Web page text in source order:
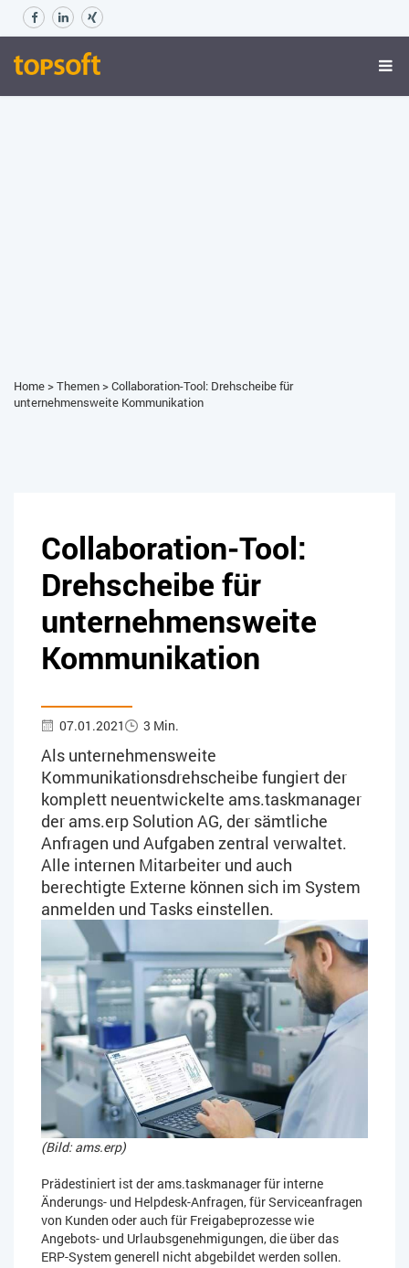
Home>Themen>Collaboration-Tool: Drehscheibe für
unternehmensweite Kommunikation
Collaboration-Tool:
Drehscheibe für
unternehmensweite
Kommunikation
07.01.2021 3 Min.
Als unternehmensweite
Kommunikationsdrehscheibe fungiert der
komplett neuentwickelte ams.taskmanager
der ams.erp Solution AG, der sämtliche
Anfragen und Aufgaben zentral verwaltet.
Alle internen Mitarbeiter und auch
berechtigte Externe können sich im System
anmelden und Tasks einstellen.
(Bild: ams.erp)
Prädestiniert ist der ams.taskmanager für interne
Änderungs- und Helpdesk-Anfragen, für Serviceanfragen
von Kunden oder auch für Freigabeprozesse wie
Angebots- und Urlaubsgenehmigungen, die über das
ERP-System generell nicht abgebildet werden sollen.